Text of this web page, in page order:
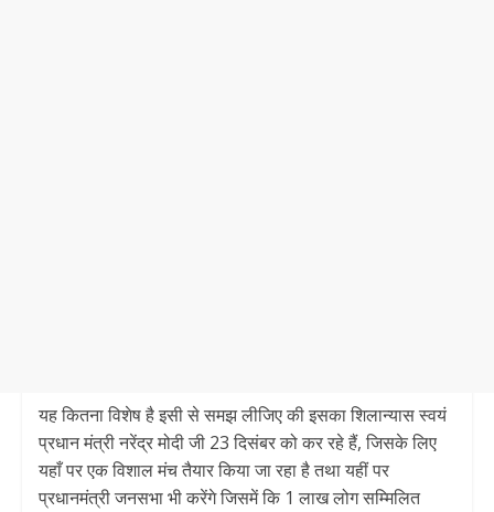
यह कितना विशेष है इसी से समझ लीजिए की इसका शिलान्यास स्वयं
प्रधान मंत्री नरेंद्र मोदी जी 23 दिसंबर को कर रहे हैं, जिसके लिए
यहाँ पर एक विशाल मंच तैयार किया जा रहा है तथा यहीं पर
प्रधानमंत्री जनसभा भी करेंगे जिसमें कि 1 लाख लोग सम्मिलित